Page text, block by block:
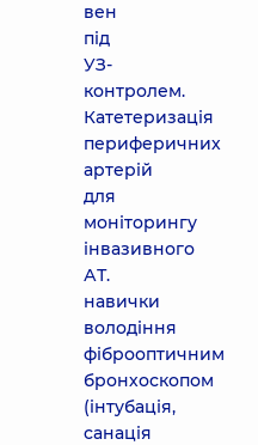
вен
під
УЗ-
контролем.
Катетеризація
периферичних
артерій
для
моніторингу
інвазивного
АТ.
навички
володіння
фіброоптичним
бронхоскопом
(інтубація,
санація